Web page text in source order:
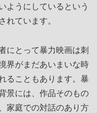
ようにしているという
れています。
にとって暴力映画は刺
界がまだあいまいな時
ることもあります。暴
景には、作品そのもの
家庭での対話のあり方